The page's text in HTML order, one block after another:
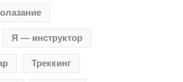
Я — инструктор
Треккинг